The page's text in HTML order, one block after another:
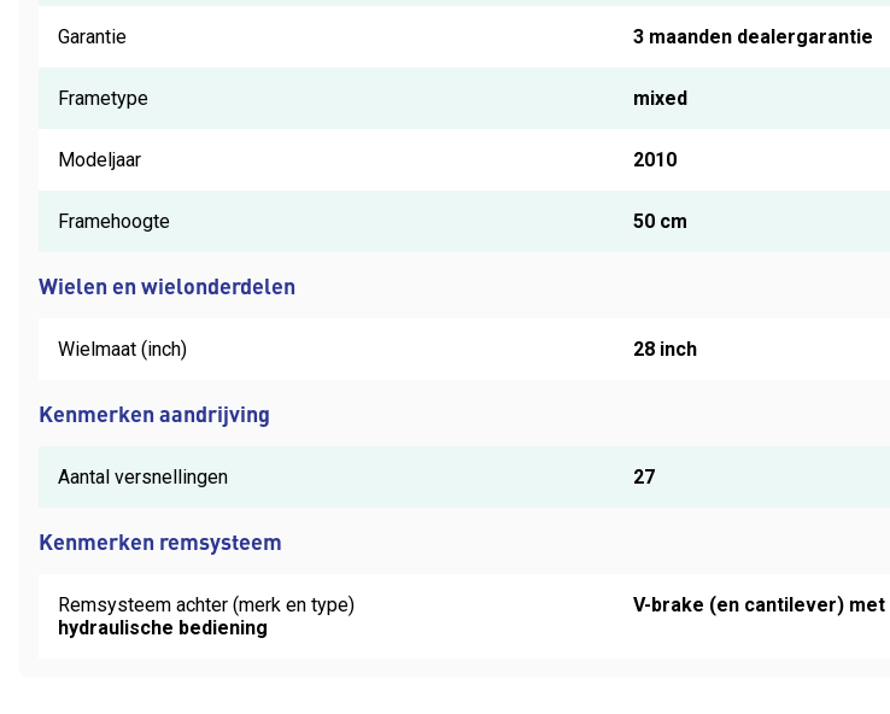
Garantie 3 maanden dealergarantie
Frametype mixed
Modeljaar 2010
Framehoogte 50 cm
Wielen en wielonderdelen
Wielmaat (inch) 28 inch
Kenmerken aandrijving
Aantal versnellingen 27
Kenmerken remsysteem
Remsysteem achter (merk en type)
V-brake (en cantilever) met
hydraulische bediening